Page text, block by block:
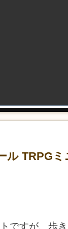
ル TRPG
ですが、歩き